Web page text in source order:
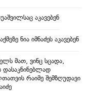
აკავებენ
ნია იმნაძეს აკავებენ
მათ, ვინც სცადა,
დასაკნინებლად
რაიმე შემზღუდავი